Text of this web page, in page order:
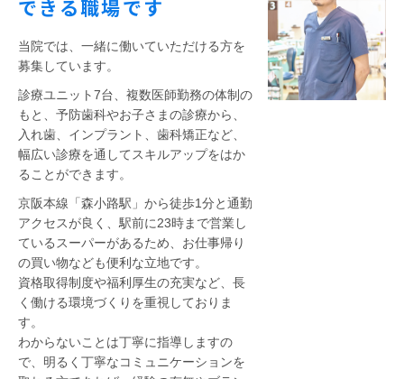
できる職場です
当院では、一緒に働いていただける方を
募集しています。
診療ユニット7台、複数医師勤務の体制の
もと、予防歯科やお子さまの診療から、
入れ歯、インプラント、歯科矯正など、
幅広い診療を通してスキルアップをはか
ることができます。
京阪本線「森小路駅」から徒歩1分と通勤
アクセスが良く、駅前に23時まで営業し
ているスーパーがあるため、お仕事帰り
の買い物なども便利な立地です。
資格取得制度や福利厚生の充実など、長
く働ける環境づくりを重視しておりま
す。
わからないことは丁寧に指導しますの
で、明るく丁寧なコミュニケーションを